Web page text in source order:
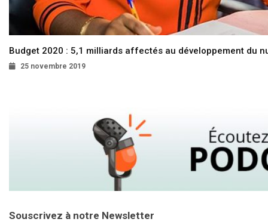
Budget 2020 : 5,1 milliards affectés au développement du
25 novembre 2019
Souscrivez à notre Newsletter